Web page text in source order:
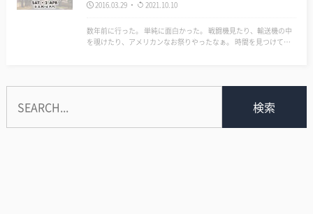
2016.03.29 2021.10.10
数年前に行った。 単純に面白かった。 戦闘機見たり、輸送機の中
を覗けたり、アメリカンなお祭りやったなぁ。 時間を見つけて行
検索